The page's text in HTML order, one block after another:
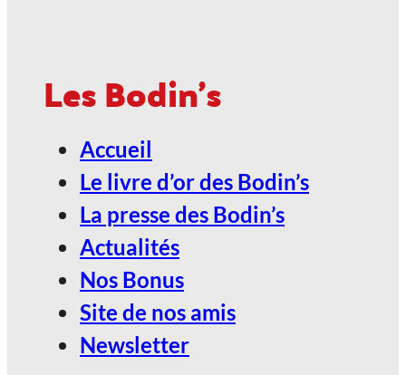
Nature !
24
ANGOULÊME / ESPACE
CARAT
Les Bodin's
Accueil
Le livre d’or des Bodin’s
La presse des Bodin’s
Actualités
Nos Bonus
Site de nos amis
Newsletter